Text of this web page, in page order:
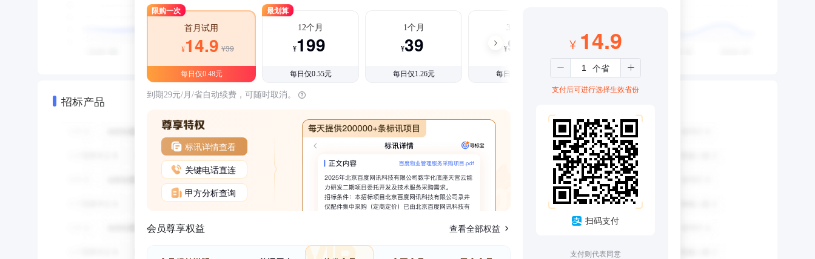
招标产品
限购一次
首月试用
¥14.9 ¥39
每日仅0.48元
最划算
12个月
¥199
每日仅0.55元
1个月
¥39
每日仅1.26元
3个月
¥99
每日仅1.08元
到期29元/月/省自动续费，可随时取消。
标讯详情查看
关键电话直连
甲方分析查询
会员尊享权益 查看全部权益
¥ 14.9
支付后可进行选择生效省份
扫码支付
支付则代表同意